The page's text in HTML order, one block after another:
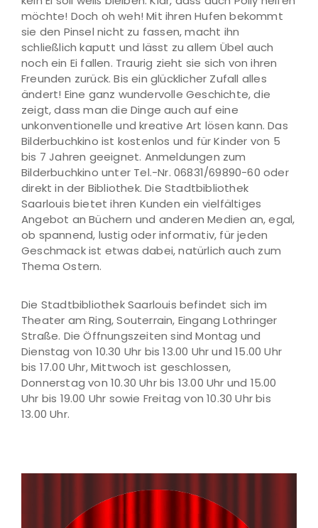
möchte! Doch oh weh! Mit ihren Hufen bekommt
sie den Pinsel nicht zu fassen, macht ihn
schließlich kaputt und lässt zu allem Übel auch
noch ein Ei fallen. Traurig zieht sie sich von ihren
Freunden zurück. Bis ein glücklicher Zufall alles
ändert! Eine ganz wundervolle Geschichte, die
zeigt, dass man die Dinge auch auf eine
unkonventionelle und kreative Art lösen kann. Das
Bilderbuchkino ist kostenlos und für Kinder von 5
bis 7 Jahren geeignet. Anmeldungen zum
Bilderbuchkino unter Tel.-Nr. 06831/69890-60 oder
direkt in der Bibliothek. Die Stadtbibliothek
Saarlouis bietet ihren Kunden ein vielfältiges
Angebot an Büchern und anderen Medien an, egal,
ob spannend, lustig oder informativ, für jeden
Geschmack ist etwas dabei, natürlich auch zum
Thema Ostern.
Die Stadtbibliothek Saarlouis befindet sich im
Theater am Ring, Souterrain, Eingang Lothringer
Straße. Die Öffnungszeiten sind Montag und
Dienstag von 10.30 Uhr bis 13.00 Uhr und 15.00 Uhr
bis 17.00 Uhr, Mittwoch ist geschlossen,
Donnerstag von 10.30 Uhr bis 13.00 Uhr und 15.00
Uhr bis 19.00 Uhr sowie Freitag von 10.30 Uhr bis
13.00 Uhr.